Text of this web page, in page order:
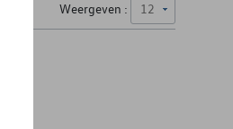
Weergeven :